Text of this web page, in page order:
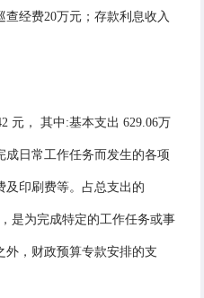
经费20万元； 存款利息收入
元， 其中:基本支出 629.06万
成日常工作任务而发生的各项
及印刷费等。 占总支出的
是为完成特定的工作任务或事
外，财政预算专款安排的支